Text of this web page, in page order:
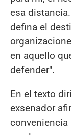
esa
defina el
en aquello
defender".
En el texto
exsenador
conveniencia